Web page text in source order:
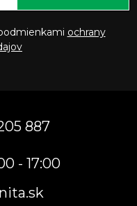
ochrany
887
- 17:00